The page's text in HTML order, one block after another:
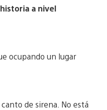
a nivel
ocupando un lugar
de sirena. No está